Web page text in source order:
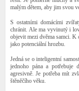
malým dětem, aby jim svou
S ostatními domácími
chránit. Ale ma vyvinutý i
objevit mezi dvěma samci.
jako potenciální hrozbu.
Jedná se o inteligentní
jednoho pána a potřebuje
agresivně. Je potřeba mít
štěněčího věku.